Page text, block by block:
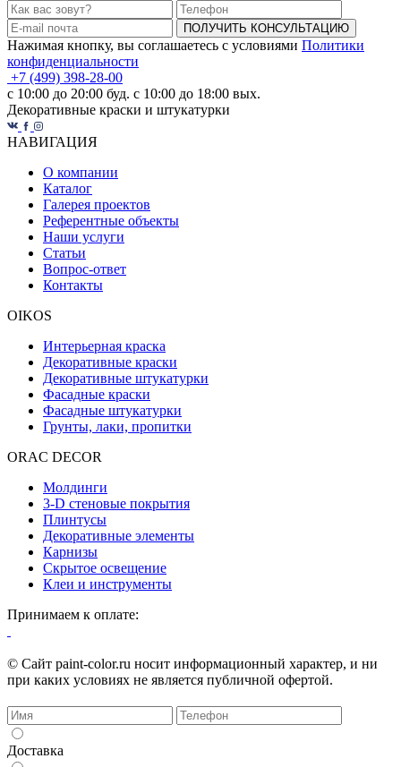
ПОЛУЧИТЬ КОНСУЛЬТАЦИЮ
Нажимая кнопку, вы соглашаетесь с условиями Политики
конфиденциальности
+7 (499) 398-28-00
с 10:00 до 20:00 буд. с 10:00 до 18:00 вых.
Декоративные краски и штукатурки
НАВИГАЦИЯ
О компании
Каталог
Галерея проектов
Референтные объекты
Наши услуги
Статьи
Вопрос-ответ
Контакты
OIKOS
Интерьерная краска
Декоративные краски
Декоративные штукатурки
Фасадные краски
Фасадные штукатурки
Грунты, лаки, пропитки
ORAC DECOR
Молдинги
3-D стеновые покрытия
Плинтусы
Декоративные элементы
Карнизы
Скрытое освещение
Клеи и инструменты
Принимаем к оплате:
© Сайт paint-color.ru носит информационный характер, и ни
при каких условиях не является публичной офертой.
Доставка